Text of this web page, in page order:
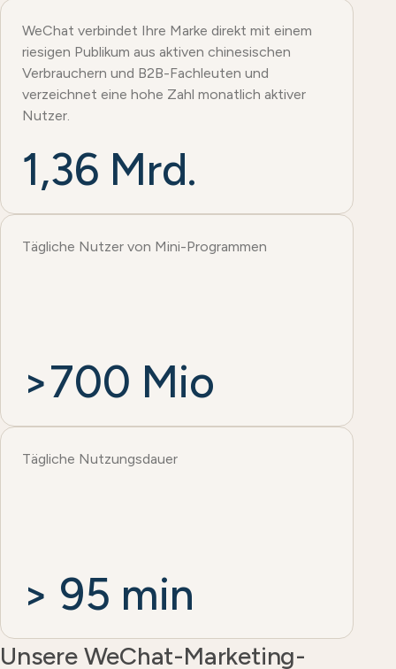
WeChat verbindet Ihre Marke direkt mit einem
riesigen Publikum aus aktiven chinesischen
Verbrauchern und B2B-Fachleuten und
verzeichnet eine hohe Zahl monatlich aktiver
Nutzer.
1,36 Mrd.
Tägliche Nutzer von Mini-Programmen
>700 Mio
Tägliche Nutzungsdauer
> 95 min
Unsere WeChat-Marketing-